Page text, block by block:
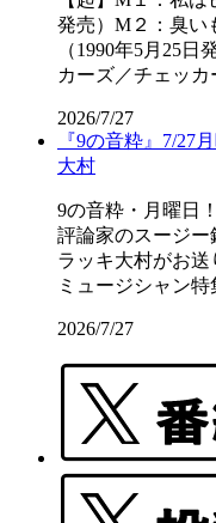
発売）M２：臭い
（1990年5月25
カーズ／チェッ
2026/7/27
『9の音粋』7/27
大村
9の音粋・月曜日
評論家のスージー
ラッキ大村がお
ミュージシャン
2026/7/27